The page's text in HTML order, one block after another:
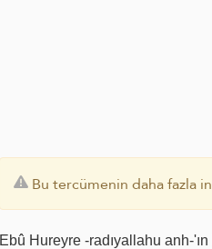
Bu tercümenin daha fazla
Ebû Hureyre -radıyallahu anh-